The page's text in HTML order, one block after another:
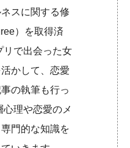
スに関する修
）を取得済
リで出会った女
かして、恋愛
の執筆も行っ
理や恋愛のメ
門的な知識を